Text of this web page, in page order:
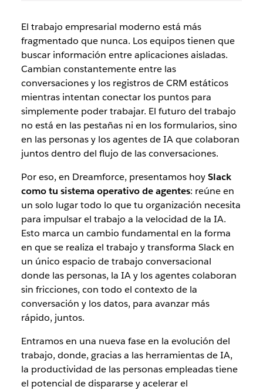
El trabajo empresarial moderno está más
fragmentado que nunca. Los equipos tienen que
buscar información entre aplicaciones aisladas.
Cambian constantemente entre las
conversaciones y los registros de CRM estáticos
mientras intentan conectar los puntos para
simplemente poder trabajar. El futuro del trabajo
no está en las pestañas ni en los formularios, sino
en las personas y los agentes de IA que colaboran
juntos dentro del flujo de las conversaciones.
Por eso, en Dreamforce, presentamos hoySlack
como tu sistema operativo de agentes: reúne en
un solo lugar todo lo que tu organización necesita
para impulsar el trabajo a la velocidad de la IA.
Esto marca un cambio fundamental en la forma
en que se realiza el trabajo y transforma Slack en
un único espacio de trabajo conversacional
donde las personas, la IA y los agentes colaboran
sin fricciones, con todo el contexto de la
conversación y los datos, para avanzar más
rápido, juntos.
Entramos en una nueva fase en la evolución del
trabajo, donde, gracias a las herramientas de IA,
la productividad de las personas empleadas tiene
el potencial de dispararse y acelerar el